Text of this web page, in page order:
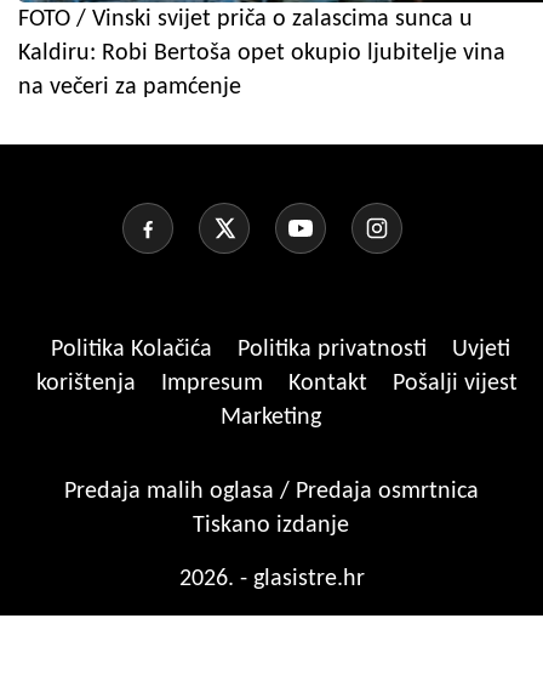
FOTO / Vinski svijet priča o zalascima sunca u
Kaldiru: Robi Bertoša opet okupio ljubitelje vina
na večeri za pamćenje
Politika Kolačića Politika privatnosti
Uvjeti
korištenja
Impresum Kontakt
Pošalji vijest
Marketing
Predaja malih oglasa / Predaja osmrtnica
Tiskano izdanje
2026. - glasistre.hr